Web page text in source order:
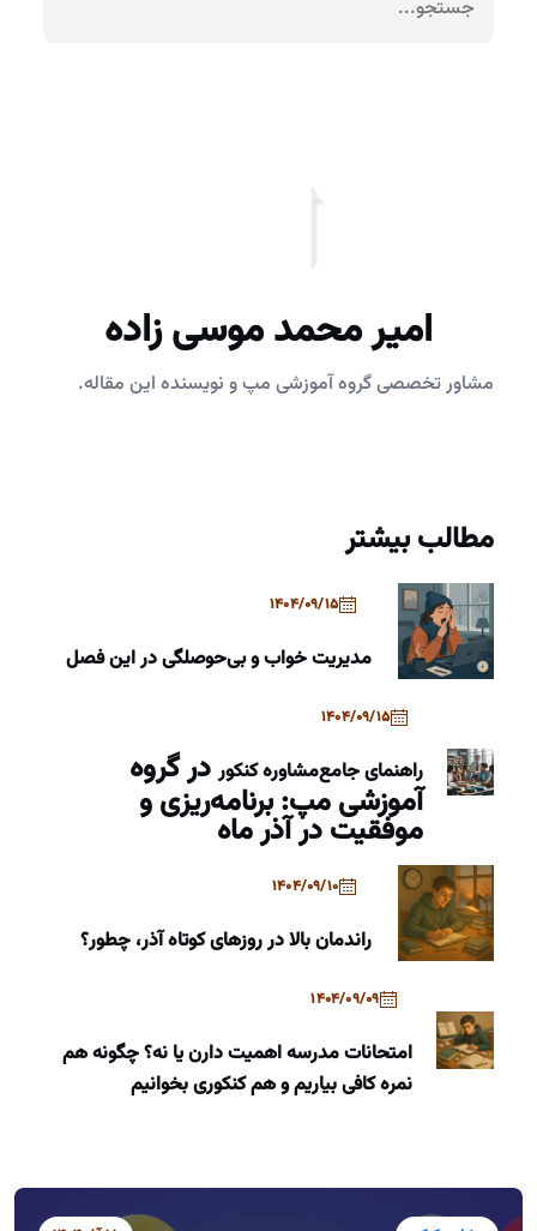
امیر محمد موسی زاده
مشاور تخصصی گروه آموزشی مپ و نویسنده این مقاله.
مطالب بیشتر
1404/09/15
مدیریت خواب و بی‌حوصلگی در این فصل
1404/09/15
راهنمای جامعمشاوره کنکوردر گروه
آموزشی مپ: برنامه‌ریزی و
موفقیت در آذر ماه
1404/09/10
راندمان بالا در روزهای کوتاه آذر، چطور؟
1404/09/09
امتحانات مدرسه اهمیت دارن یا نه؟ چگونه هم
نمره کافی بیاریم و هم کنکوری بخوانیم